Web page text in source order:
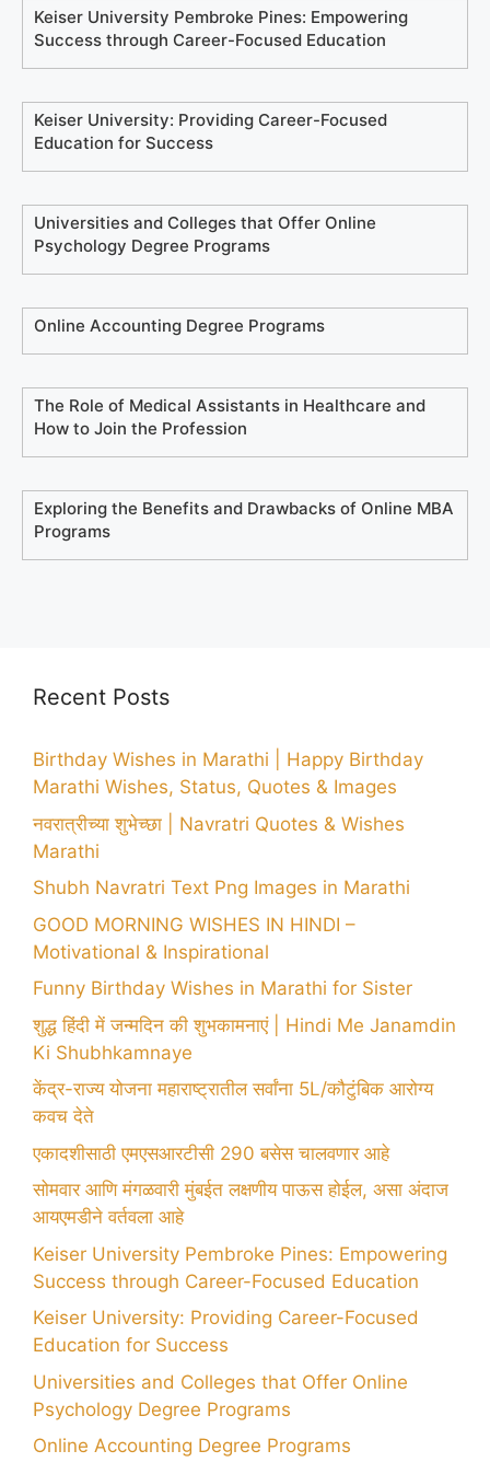
Keiser University Pembroke Pines: Empowering
Success through Career-Focused Education
Keiser University: Providing Career-Focused
Education for Success
Universities and Colleges that Offer Online
Psychology Degree Programs
Online Accounting Degree Programs
The Role of Medical Assistants in Healthcare and
How to Join the Profession
Exploring the Benefits and Drawbacks of Online MBA
Programs
Recent Posts
Birthday Wishes in Marathi | Happy Birthday
Marathi Wishes, Status, Quotes & Images
नवरात्रीच्या शुभेच्छा | Navratri Quotes & Wishes
Marathi
Shubh Navratri Text Png Images in Marathi
GOOD MORNING WISHES IN HINDI –
Motivational & Inspirational
Funny Birthday Wishes in Marathi for Sister
शुद्ध हिंदी में जन्मदिन की शुभकामनाएं | Hindi Me Janamdin
Ki Shubhkamnaye
केंद्र-राज्य योजना महाराष्ट्रातील सर्वांना 5L/कौटुंबिक आरोग्य
कवच देते
एकादशीसाठी एमएसआरटीसी 290 बसेस चालवणार आहे
सोमवार आणि मंगळवारी मुंबईत लक्षणीय पाऊस होईल, असा अंदाज
आयएमडीने वर्तवला आहे
Keiser University Pembroke Pines: Empowering
Success through Career-Focused Education
Keiser University: Providing Career-Focused
Education for Success
Universities and Colleges that Offer Online
Psychology Degree Programs
Online Accounting Degree Programs